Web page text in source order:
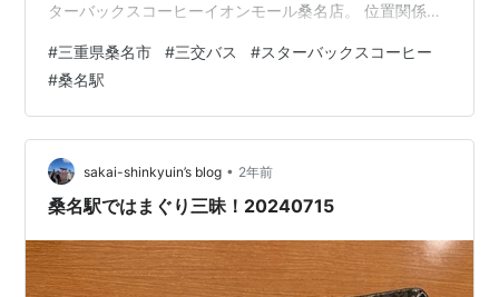
ターバックスコーヒーイオンモール桑名店。 位置関係。
ド、ケンタッキー、ミスタードーナツ、丸亀製麺、サイ
ゼリヤ、すき家にリンガーハットと、ビアードパパにス
ガキヤ、豪華飲食チェーン。 イオンモール桑名1階。 イ
オンモール桑名2階。 以前はビブレとかありましたが現
在はありません。 かつてのマイカル桑名。一番街の1階に
噴水があるんですが、ま…
#三重県桑名市 #三交バス #スターバックスコーヒー
#桑名駅
sakai-shinkyuin’s blog • 2年前
桑名駅ではまぐり三昧！20240715